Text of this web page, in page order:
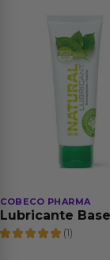
COBECO PHARMA
Lubricante
100% Natural
(1)